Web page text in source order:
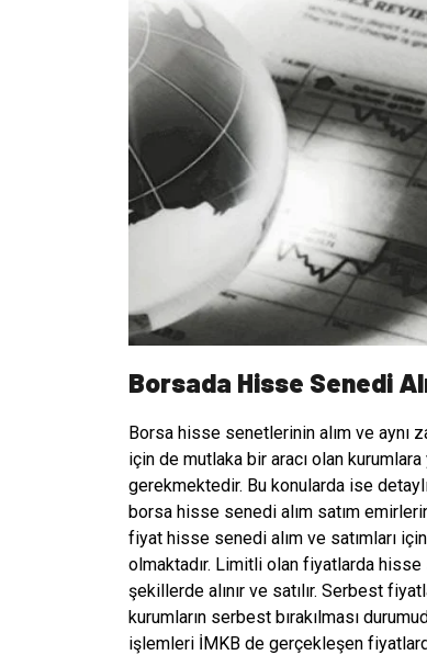
Borsada Hisse Senedi
Borsa hisse senetlerinin alım ve aynı
için de mutlaka bir aracı olan
gerekmektedir. Bu konularda ise
borsa hisse senedi alım satım
fiyat hisse senedi alım ve satımları
olmaktadır. Limitli olan fiyatlarda
şekillerde alınır ve satılır. Serbest
kurumların serbest bırakılması
işlemleri İMKB de gerçekleşen